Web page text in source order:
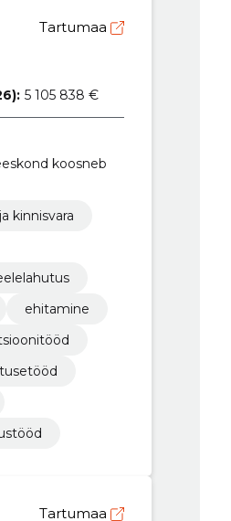
Tartumaa
5 105 838 €
koosneb
kinnisvara
ehitamine
Tartumaa